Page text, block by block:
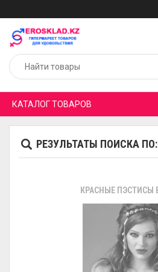
КАТАЛОГ ТОВАРОВ
РЕЗУЛЬТАТЫ ПОИСКА ПО:
КРАСНЫЕ ПЭСТИСЫ